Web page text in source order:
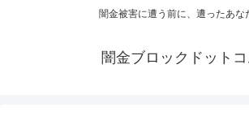
闇金被害に遭う前に、遭ったあな
闇金ブロックドット